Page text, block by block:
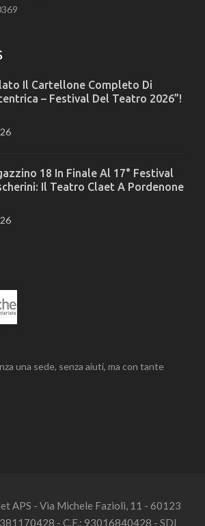
Il Cartellone Completo Di
– Festival Del Teatro 2026”!
18 In Finale Al 17° Festival
Il Teatro Claet A Pordenone
una sede, senza aiuti, ma con tante
APS - Via Michele Fazioli, 11 - 60123
- C.F.: 93016840428 - SDI